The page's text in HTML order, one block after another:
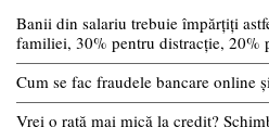
Banii din salariu trebuie împărțiți
familiei, 30% pentru distracție, 20%
Cum se fac fraudele bancare online
Vrei o rată mai mică la credit?